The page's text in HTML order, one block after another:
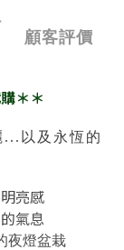
顧客評價
＊＊
以及永恆的
亮感
氣息
夜燈盆栽